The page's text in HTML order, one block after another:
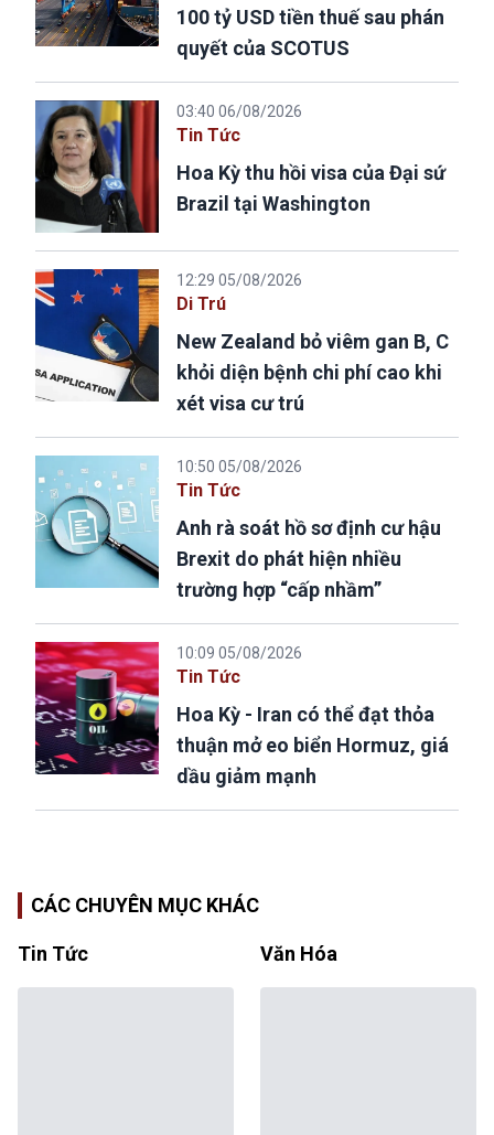
100 tỷ USD tiền thuế sau phán
quyết của SCOTUS
03:40 06/08/2026
Tin Tức
Hoa Kỳ thu hồi visa của Đại sứ
Brazil tại Washington
12:29 05/08/2026
Di Trú
New Zealand bỏ viêm gan B, C
khỏi diện bệnh chi phí cao khi
xét visa cư trú
10:50 05/08/2026
Tin Tức
Anh rà soát hồ sơ định cư hậu
Brexit do phát hiện nhiều
trường hợp “cấp nhầm”
10:09 05/08/2026
Tin Tức
Hoa Kỳ - Iran có thể đạt thỏa
thuận mở eo biển Hormuz, giá
dầu giảm mạnh
CÁC CHUYÊN MỤC KHÁC
Tin Tức Văn Hóa